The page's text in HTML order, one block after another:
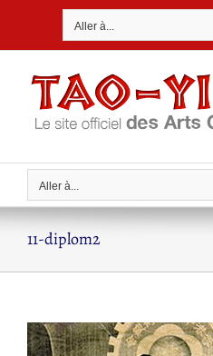
Aller à...
Aller à...
11-diplom2